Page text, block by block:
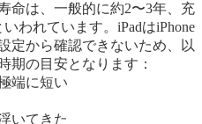
命は、一般的に約2〜3年、充
われています。iPadはiPhone
定から確認できないため、以
期の目安となります：
端に短い
いてきた